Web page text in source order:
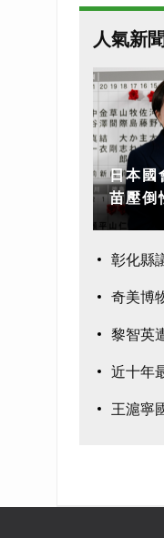
人氣新聞
日本國
苗壓倒
奇美博
黎智英
近十年
王滬寧